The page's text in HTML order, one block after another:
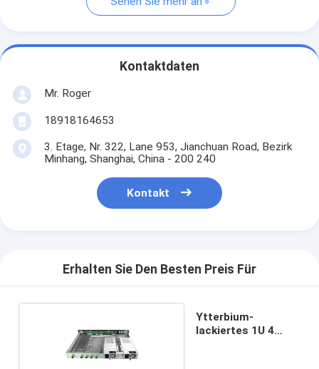
Kontaktdaten
Mr. Roger
18918164653
3. Etage, Nr. 322, Lane 953, Jianchuan Road, Bezirk
Minhang, Shanghai, China - 200 240
Kontakt
Erhalten Sie Den Besten Preis Für
Ytterbium-
lackiertes 1U 4